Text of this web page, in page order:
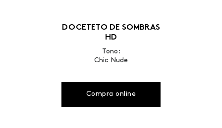
DOCETETO DE SOMBRAS
HD
Tono:
Chic Nude
Compra online